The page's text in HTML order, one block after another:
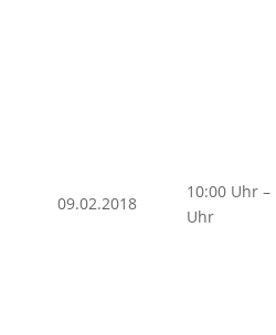
09.02.2018
10:00 Uhr –
Uhr